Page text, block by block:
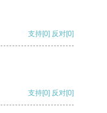
支持[0] 反对[0]
支持[0] 反对[0]